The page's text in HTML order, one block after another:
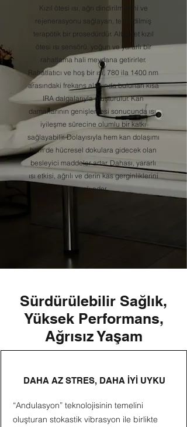
Kızıl ötesi ısı, ağrı dindirilmesini ve
rejenerasyonu sağlayan, test edilmiş
terapötik bir prosedürdür. Altı adet kızıl
ötesi ısı sensörü, yoğun ve yararlı bir
rahatlama hali meydana getirirler.
Rahatlatıcı ve hoş bir ısı, 780 ila 1400 nm
arasındaki frekans alanında bulunan kısa
IRA dalgalarıyla oluşturulur. Kan
damarlarının genişlemesi sonucunda ısı,
iyileşme sürecine olumlu bir katkı
sağlayabilir. Dolayısıyla hem kan dolaşımı
hem de hücresel dokulara gidecek olan
besleyici maddeler artar. Dahası, yararlı
ısı etkisi, ağrılı ve derin kas gerginliklerini
yok eder.
Sürdürülebilir Sağlık,
Yüksek Performans,
Ağrısız Yaşam
DAHA AZ STRES, DAHA İYİ UYKU
“Andulasyon” teknolojisinin temelini
oluşturan stokastik vibrasyon ile birlikte